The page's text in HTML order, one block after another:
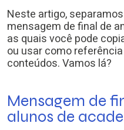
Neste artigo,
mensagem de final de
as quais você pode
ou usar como
conteúdos. Vamos lá?
Mensagem de
alunos de